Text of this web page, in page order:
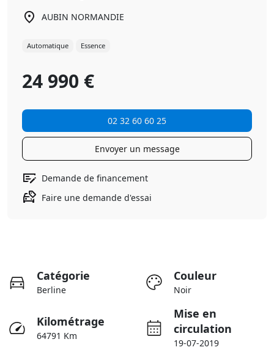
AUBIN NORMANDIE
Automatique Essence
24 990 €
02 32 60 60 25
Envoyer un message
Demande de financement
Faire une demande d'essai
Catégorie
Berline
Couleur
Noir
Kilométrage
64791 Km
Mise en
circulation
19-07-2019